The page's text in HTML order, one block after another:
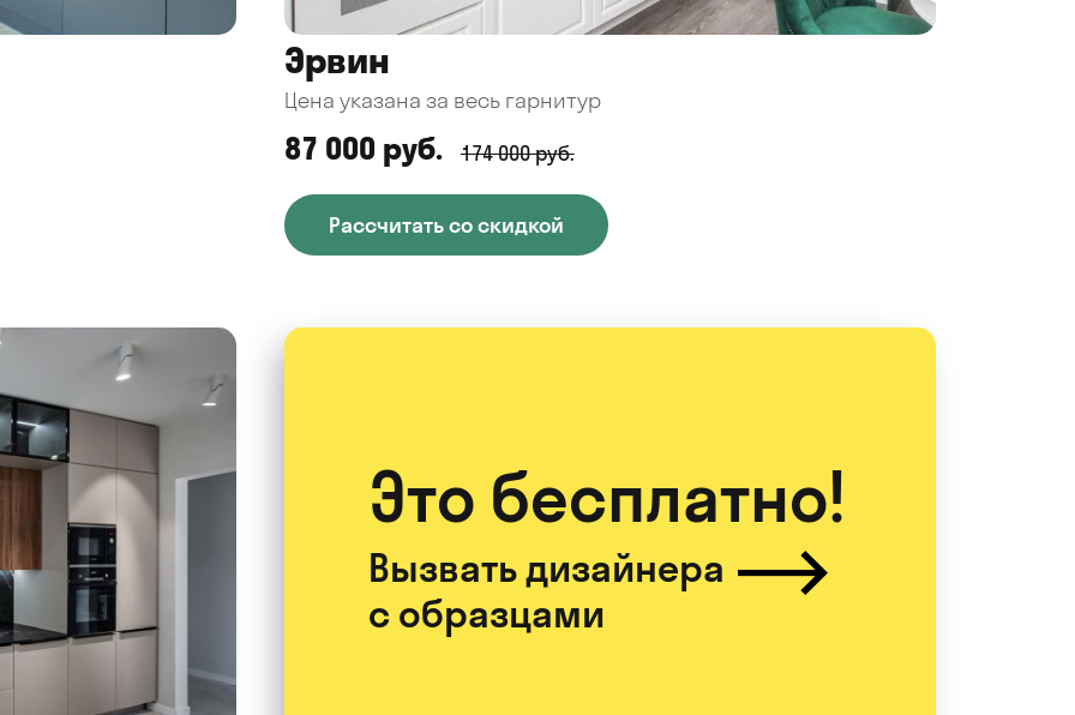
Эрвин
Цена указана за весь гарнитур
87 000 руб. 174 000 руб.
Рассчитать со скидкой
Это бесплатно!
Вызвать дизайнера
с образцами